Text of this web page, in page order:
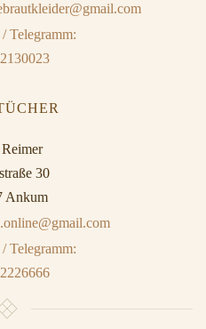
Telegramm:
30
Ankum
Telegramm: